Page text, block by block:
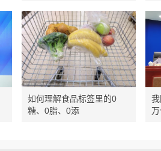
如何理解食品标签里的0
糖、0脂、0添